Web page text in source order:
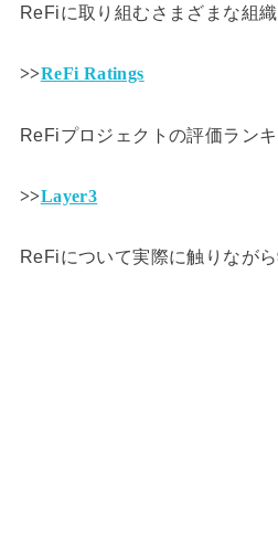
ReFiに取り組むさまざまな組
>>ReFi Ratings
ReFiプロジェクトの評価ラン
>>Layer3
ReFiについて実際に触りなが